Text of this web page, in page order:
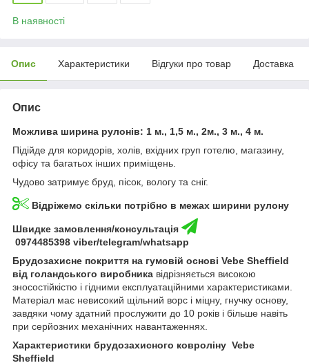
В наявності
Опис Характеристики Відгуки про товар Доставка
Опис
Можлива ширина рулонів: 1 м., 1,5 м., 2м., 3 м., 4 м.
Підійде для коридорів, холів, вхідних груп готелю, магазину,
офісу та багатьох інших приміщень.
Чудово затримує бруд, пісок, вологу та сніг.
Відріжемо скільки потрібно в межах ширини рулону
Швидке замовлення/консультація
0974485398 viber/telegram/whatsapp
Брудозахисне покриття на гумовій основі Vebe Sheffield
від голандського виробника відрізняється високою
зносостійкістю і гідними експлуатаційними характеристиками.
Матеріал має невисокий щільний ворс і міцну, гнучку основу,
завдяки чому здатний прослужити до 10 років і більше навіть
при серйозних механічних навантаженнях.
Характеристики брудозахисного ковроліну Vebe
Sheffield